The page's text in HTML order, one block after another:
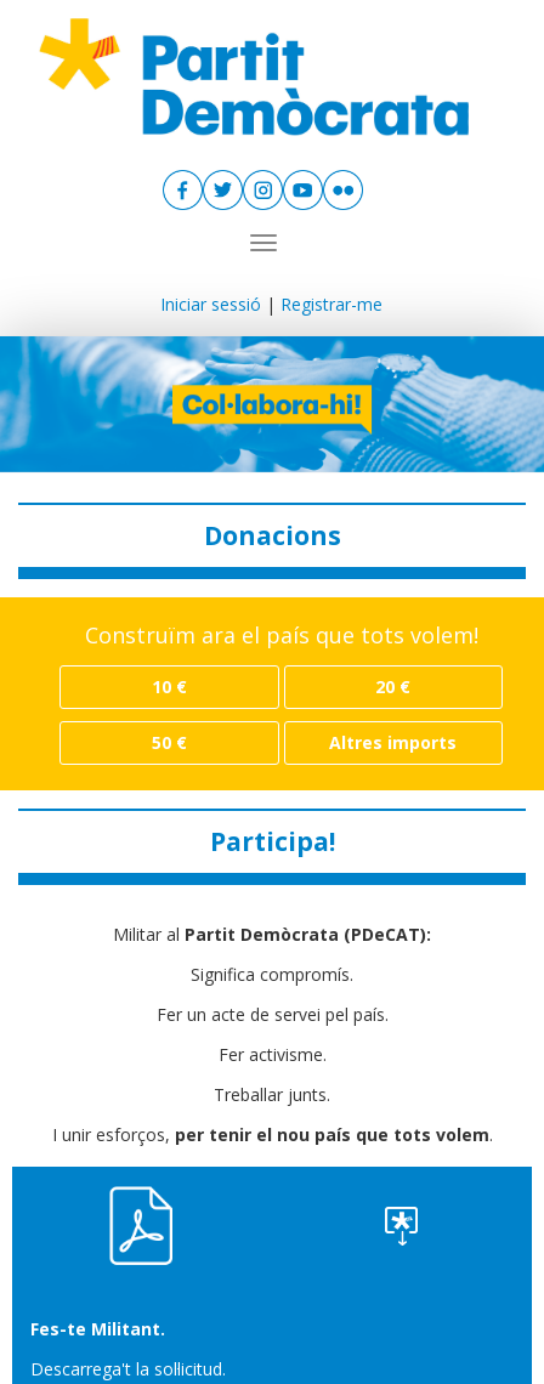
Toggle navigation
Iniciar sessió | Registrar-me
Donacions
Construïm ara el país que tots volem!
10 € 20 €
50 € Altres imports
Participa!
Militar al Partit Demòcrata (PDeCAT):
Significa compromís.
Fer un acte de servei pel país.
Fer activisme.
Treballar junts.
I unir esforços, per tenir el nou país que tots volem.
Fes-te Militant.
Descarrega't la sol·licitud.